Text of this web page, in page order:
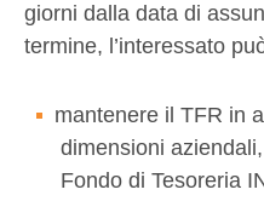
giorni dalla data di
termine, l’interessato
mantenere il TFR in
dimensioni
Fondo di Tesoreria